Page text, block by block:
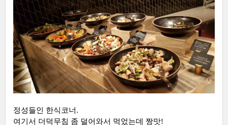
정성들인 한식코너.
여기서 더덕무침 좀 덜어와서 먹었는데 짱맛!